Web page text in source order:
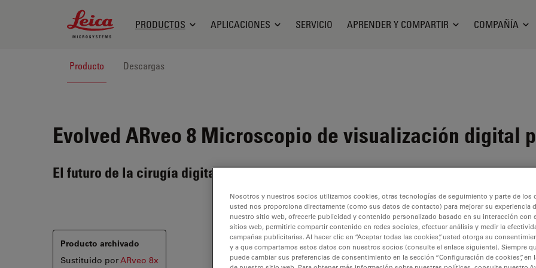
Leica Microsystems Logo
PRODUCTOS APLICACIONES SERVICIO APRENDER Y COMPARTIR COMPAÑÍA
Producto Descargas
Evolved ARveo 8 Microscopio de visualización digital
El futuro de la cirugía digital ya está aquí.
Producto archivado
Sustituido porARveo 8x
Nosotros y nuestros socios utilizamos cookies, otras tecnologías de seguimiento y parte de los
usted nos proporciona directamente (como sus datos de contacto) para mejorar su experiencia
nuestro sitio web, ofrecerle publicidad y contenido personalizado basado en su interacción con
sitios web, permitirle compartir contenido en redes sociales, efectuar análisis y medir la
campañas publicitarias. Al hacer clic en “Aceptar todas las cookies”, usted otorga su
y a que compartamos estos datos con nuestros socios (consulte el enlace siguiente). Siempre
puede cambiar sus preferencias de consentimiento en la sección “Configuración de cookies”, en